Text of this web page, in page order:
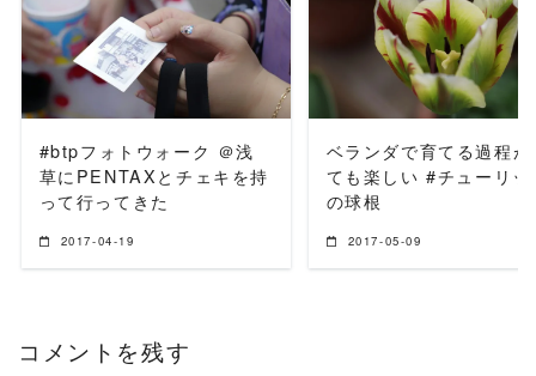
READ MORE
#btpフォトウォーク ＠浅
草にPENTAXとチェキを持
って行ってきた
2017-04-19
READ MORE
ベランダで育てる過程が
ても楽しい #チューリッ
の球根
2017-05-09
コメントを残す